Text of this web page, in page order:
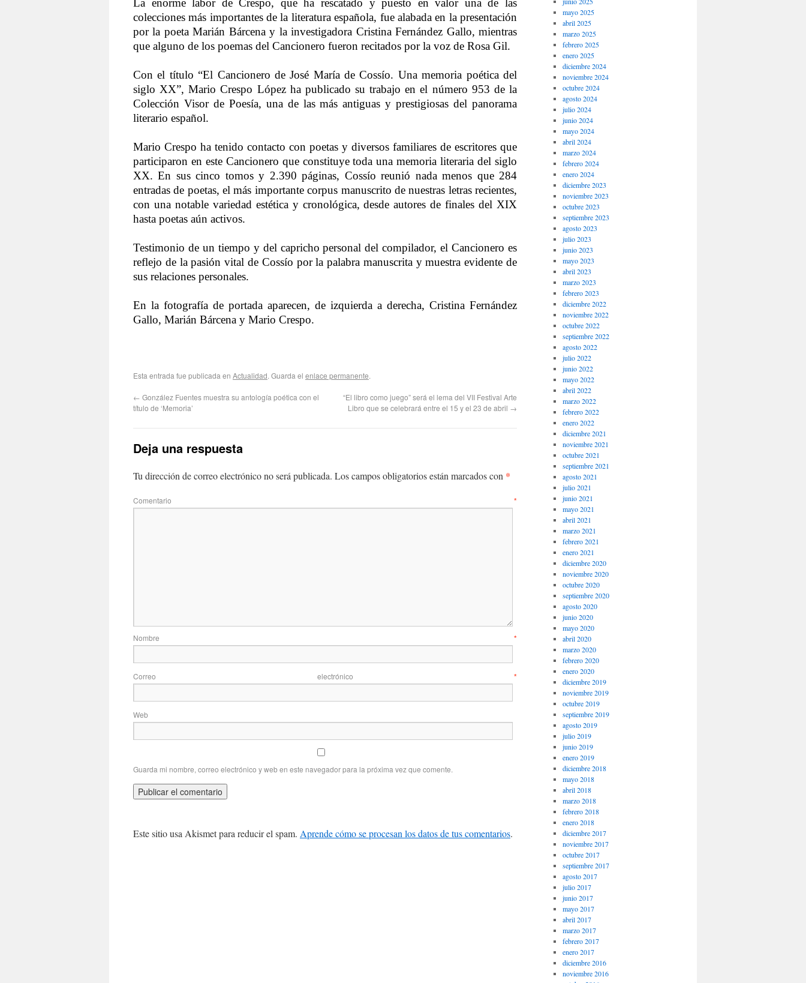
La enorme labor de Crespo, que ha rescatado y puesto en valor una de las
colecciones más importantes de la literatura española, fue alabada en la presentación
por la poeta Marián Bárcena y la investigadora Cristina Fernández Gallo, mientras
que alguno de los poemas del Cancionero fueron recitados por la voz de Rosa Gil.
Con el título “El Cancionero de José María de Cossío. Una memoria poética del
siglo XX”, Mario Crespo López ha publicado su trabajo en el número 953 de la
Colección Visor de Poesía, una de las más antiguas y prestigiosas del panorama
literario español.
Mario Crespo ha tenido contacto con poetas y diversos familiares de escritores que
participaron en este Cancionero que constituye toda una memoria literaria del siglo
XX. En sus cinco tomos y 2.390 páginas, Cossío reunió nada menos que 284
entradas de poetas, el más importante corpus manuscrito de nuestras letras recientes,
con una notable variedad estética y cronológica, desde autores de finales del XIX
hasta poetas aún activos.
Testimonio de un tiempo y del capricho personal del compilador, el Cancionero es
reflejo de la pasión vital de Cossío por la palabra manuscrita y muestra evidente de
sus relaciones personales.
En la fotografía de portada aparecen, de izquierda a derecha, Cristina Fernández
Gallo, Marián Bárcena y Mario Crespo.
Esta entrada fue publicada en Actualidad. Guarda el enlace permanente.
← González Fuentes muestra su antología poética con el
título de ‘Memoria’
“El libro como juego” será el lema del VII Festival Arte
Libro que se celebrará entre el 15 y el 23 de abril →
Deja una respuesta
Tu dirección de correo electrónico no será publicada. Los campos obligatorios están marcados con *
Comentario *
Nombre *
Correo electrónico *
Web
Guarda mi nombre, correo electrónico y web en este navegador para la próxima vez que comente.
Este sitio usa Akismet para reducir el spam. Aprende cómo se procesan los datos de tus comentarios.
mayo 2025
abril 2025
marzo 2025
febrero 2025
enero 2025
diciembre 2024
noviembre 2024
octubre 2024
agosto 2024
julio 2024
junio 2024
mayo 2024
abril 2024
marzo 2024
febrero 2024
enero 2024
diciembre 2023
noviembre 2023
octubre 2023
septiembre 2023
agosto 2023
julio 2023
junio 2023
mayo 2023
abril 2023
marzo 2023
febrero 2023
diciembre 2022
noviembre 2022
octubre 2022
septiembre 2022
agosto 2022
julio 2022
junio 2022
mayo 2022
abril 2022
marzo 2022
febrero 2022
enero 2022
diciembre 2021
noviembre 2021
octubre 2021
septiembre 2021
agosto 2021
julio 2021
junio 2021
mayo 2021
abril 2021
marzo 2021
febrero 2021
enero 2021
diciembre 2020
noviembre 2020
octubre 2020
septiembre 2020
agosto 2020
junio 2020
mayo 2020
abril 2020
marzo 2020
febrero 2020
enero 2020
diciembre 2019
noviembre 2019
octubre 2019
septiembre 2019
agosto 2019
julio 2019
junio 2019
enero 2019
diciembre 2018
mayo 2018
abril 2018
marzo 2018
febrero 2018
enero 2018
diciembre 2017
noviembre 2017
octubre 2017
septiembre 2017
agosto 2017
julio 2017
junio 2017
mayo 2017
abril 2017
marzo 2017
febrero 2017
enero 2017
diciembre 2016
noviembre 2016